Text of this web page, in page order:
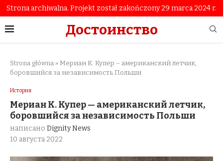
Strona archiwalna. Projekt został zakończony 29 marca 2024 r.
Достоинство
Strona główna » Мериан К. Купер – американский летчик,
боровшийся за независимость Польши
История
Мериан К. Купер — американский летчик,
боровшийся за независимость Польши
написано Dignity News
10 августа 2022